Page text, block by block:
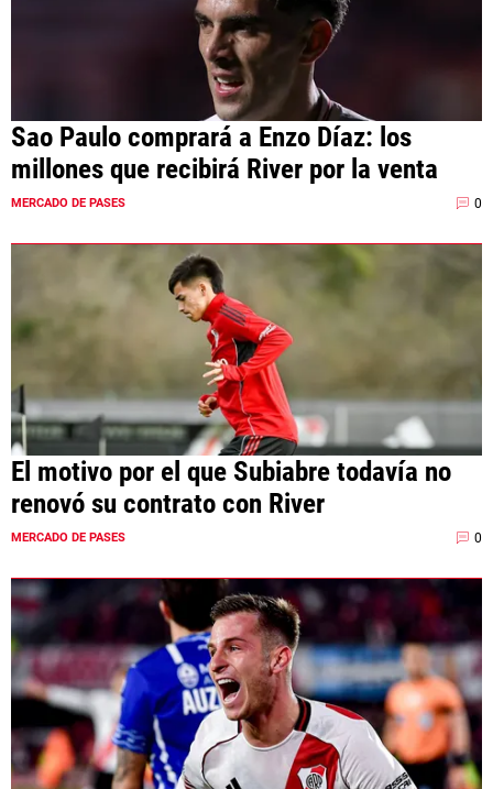
Sao Paulo comprará a Enzo Díaz: los
millones que recibirá River por la venta
MERCADO DE PASES 0
El motivo por el que Subiabre todavía no
renovó su contrato con River
MERCADO DE PASES 0